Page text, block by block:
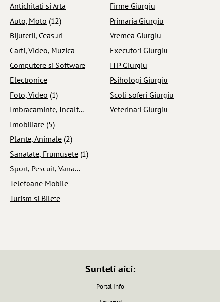
Antichitati si Arta
Auto, Moto (12)
Bijuterii, Ceasuri
Carti, Video, Muzica
Computere si Software
Electronice
Foto, Video (1)
Imbracaminte, Incalt...
Imobiliare (5)
Plante, Animale (2)
Sanatate, Frumusete (1)
Sport, Pescuit, Vana...
Telefoane Mobile
Turism si Bilete
Firme Giurgiu
Primaria Giurgiu
Vremea Giurgiu
Executori Giurgiu
ITP Giurgiu
Psihologi Giurgiu
Scoli soferi Giurgiu
Veterinari Giurgiu
Sunteti aici:
Portal Info